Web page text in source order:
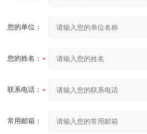
您的单位：
您的姓名：
联系电话：
常用邮箱：